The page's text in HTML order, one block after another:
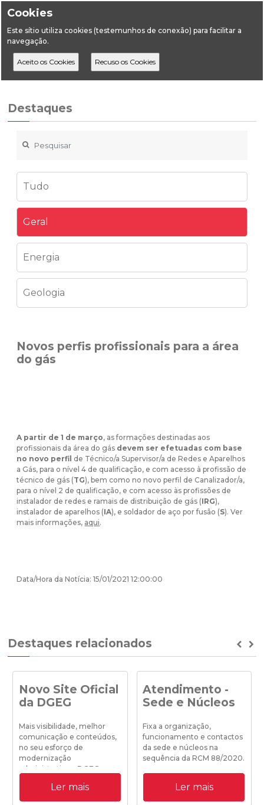
Cookies
Este sítio utiliza cookies (testemunhos de conexão) para facilitar a
navegação.
HomeDestaques Geral novos perfis na area do gás
Destaques
Tudo
Geral
Energia
Geologia
Novos perfis profissionais para a área
do gás
A partir de 1 de março, as formações destinadas aos
profissionais da área do gás devem ser efetuadas com base
no novo perfil de Técnico/a Supervisor/a de Redes e Aparelhos
a Gás, para o nível 4 de qualificação, e com acesso à profissão de
técnico de gás (TG), bem como no novo perfil de Canalizador/a,
para o nível 2 de qualificação, e com acesso às profissões de
instalador de redes e ramais de distribuição de gás (IRG),
instalador de aparelhos (IA), e soldador de aço por fusão (S). Ver
mais informações, aqui.
Data/Hora da Notícia: 15/01/2021 12:00:00
Destaques relacionados
Novo Site Oficial
da DGEG
Mais visibilidade, melhor
comunicação e conteúdos,
no seu esforço de
modernização
administrativa a DGEG
institucional.Ler mais
Atendimento -
Sede e Núcleos
Fixa a organização,
funcionamento e contactos
da sede e núcleos na
sequência da RCM 88/2020.
19/10/2020 18:25:00
Ler mais